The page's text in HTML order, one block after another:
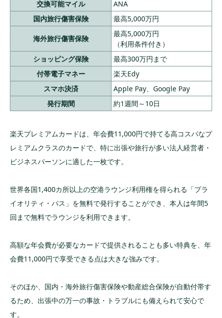
交換可能マイル
ANA
国内旅行傷害保険
最高5,000万円
海外旅行傷害保険
最高5,000万円
（利用条件付き）
ショッピング保険
最高300万円まで
付帯電子マネー
楽天Edy
スマホ決済
Apple Pay、Google Pay
発行期間
約1週間～10日
楽天プレミアムカードは、年会費11,000円で持てる高コスパなプ
レミアムクラスのカードで、特に出張や旅行が多い法人経営者・
ビジネスパーソンに適した一枚です。
世界各国1,400カ所以上の空港ラウンジ利用権を得られる「プラ
イオリティ・パス」を無料で発行することができ、本人は年間5
回まで無料でラウンジを利用できます。
高額な年会費が必要なカードで提供されることも多い特典を、年
会費11,000円で享受できる点は大きな強みです。
そのほか、国内・海外旅行傷害保険や動産総合保険が自動付帯す
るため、出張中の万一の事故・トラブルにも備えられて安心で
す。